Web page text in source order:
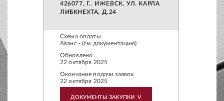
426077, Г.. ИЖЕВСК, УЛ. КАРЛА
ЛИБКНЕХТА, Д.24
Схема оплаты
Аванс - (см.документацию)
Обновлено
22 октября 2025
Окончание подачи заявок
22 октября 2025
ДОКУМЕНТЫ ЗАКУПКИ V